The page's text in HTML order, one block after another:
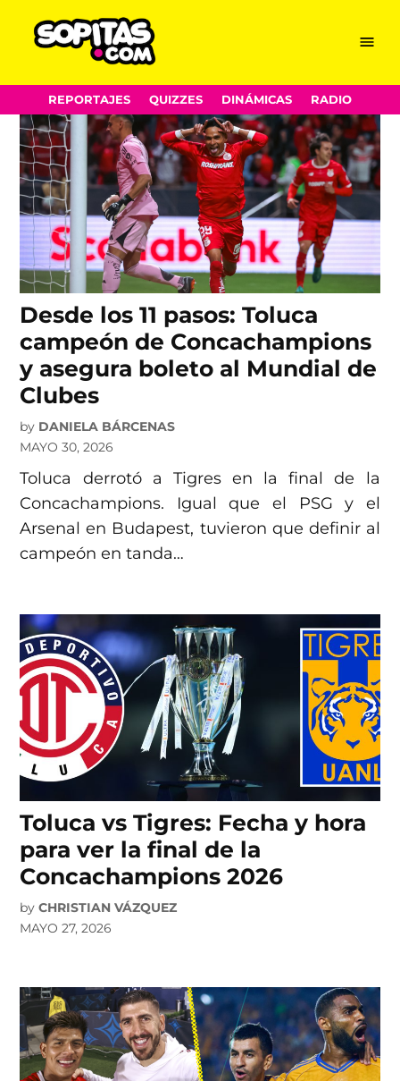
content
Menu
REPORTAJES QUIZZES DINÁMICAS RADIO
Concachampions
Desde los 11 pasos: Toluca
campeón de Concachampions
y asegura boleto al Mundial de
Clubes
by DANIELA BÁRCENAS
MAYO 30, 2026
Toluca derrotó a Tigres en la final de la
Concachampions. Igual que el PSG y el
Arsenal en Budapest, tuvieron que definir al
campeón en tanda…
Toluca vs Tigres: Fecha y hora
para ver la final de la
Concachampions 2026
by CHRISTIAN VÁZQUEZ
MAYO 27, 2026